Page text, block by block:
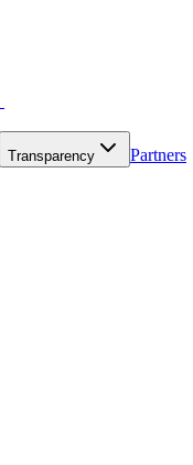
Transparency Partners